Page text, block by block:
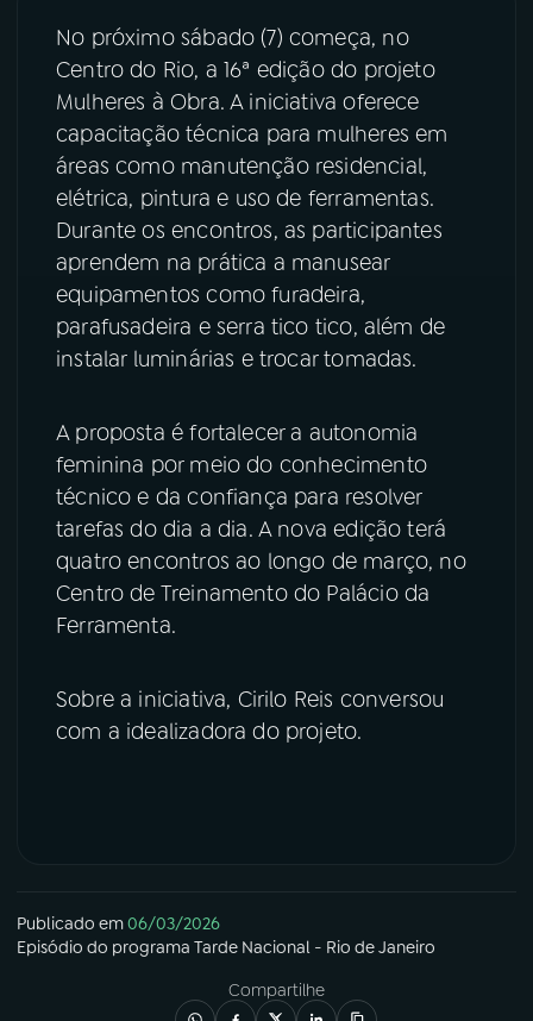
07 ÚLTIMAS
FESTIVAL DE MÚSICA
ACOMPANHE A RÁDIO NACIONAL
Facebook
Instagram X
TikTok
No próximo sábado (7) começa, no
Centro do Rio, a 16ª edição do projeto
Mulheres à Obra. A iniciativa oferece
capacitação técnica para mulheres em
áreas como manutenção residencial,
elétrica, pintura e uso de ferramentas.
Durante os encontros, as participantes
aprendem na prática a manusear
equipamentos como furadeira,
parafusadeira e serra tico tico, além de
instalar luminárias e trocar tomadas.
A proposta é fortalecer a autonomia
feminina por meio do conhecimento
técnico e da confiança para resolver
tarefas do dia a dia. A nova edição terá
quatro encontros ao longo de março, no
Centro de Treinamento do Palácio da
Ferramenta.
Sobre a iniciativa, Cirilo Reis conversou
com a idealizadora do projeto.
Publicado em06/03/2026
Episódio do programa Tarde Nacional - Rio de Janeiro
Compartilhe